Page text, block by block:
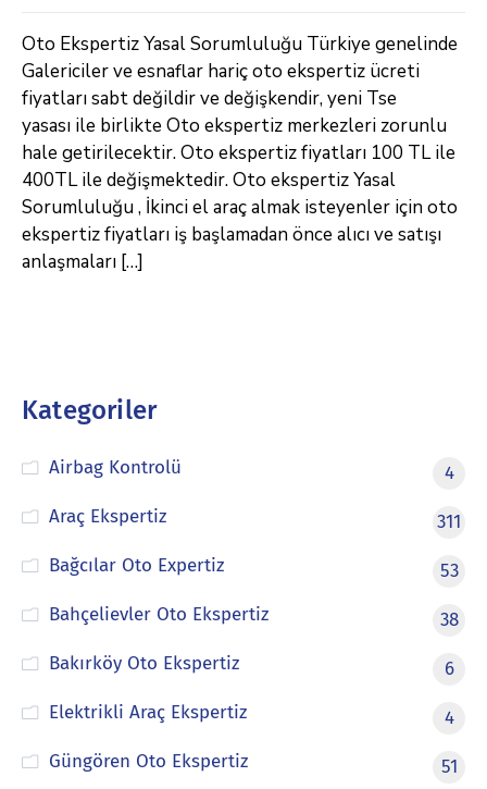
Oto Ekspertiz Yasal Sorumluluğu Türkiye genelinde
Galericiler ve esnaflar hariç oto ekspertiz ücreti
fiyatları sabt değildir ve değişkendir, yeni Tse
yasası ile birlikte Oto ekspertiz merkezleri zorunlu
hale getirilecektir. Oto ekspertiz fiyatları 100 TL ile
400TL ile değişmektedir. Oto ekspertiz Yasal
Sorumluluğu , İkinci el araç almak isteyenler için oto
ekspertiz fiyatları iş başlamadan önce alıcı ve satışı
anlaşmaları […]
Kategoriler
Airbag Kontrolü
4
Araç Ekspertiz
311
Bağcılar Oto Expertiz
53
Bahçelievler Oto Ekspertiz
38
Bakırköy Oto Ekspertiz
6
Elektrikli Araç Ekspertiz
4
Güngören Oto Ekspertiz
51